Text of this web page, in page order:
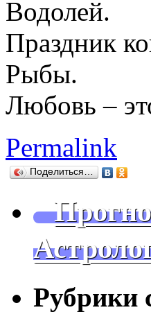
Водолей.
Праздник
Рыбы.
Любовь –
Permalink
Поделиться…
Рубрики